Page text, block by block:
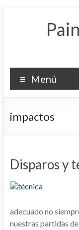
Menú
impactos
Disparos y
adecuado no
nuestras partidas